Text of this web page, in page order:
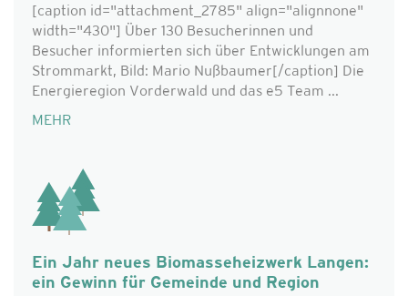
[caption id="attachment_2785" align="alignnone"
width="430"] Über 130 Besucherinnen und
Besucher informierten sich über Entwicklungen am
Strommarkt, Bild: Mario Nußbaumer[/caption] Die
Energieregion Vorderwald und das e5 Team ...
MEHR
Ein Jahr neues Biomasseheizwerk Langen:
ein Gewinn für Gemeinde und Region